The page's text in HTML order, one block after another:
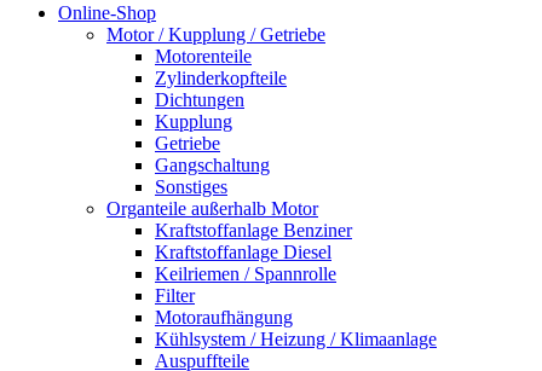
Online-Shop
Motor / Kupplung / Getriebe
Motorenteile
Zylinderkopfteile
Dichtungen
Kupplung
Getriebe
Gangschaltung
Sonstiges
Organteile außerhalb Motor
Kraftstoffanlage Benziner
Kraftstoffanlage Diesel
Keilriemen / Spannrolle
Filter
Motoraufhängung
Kühlsystem / Heizung / Klimaanlage
Auspuffteile